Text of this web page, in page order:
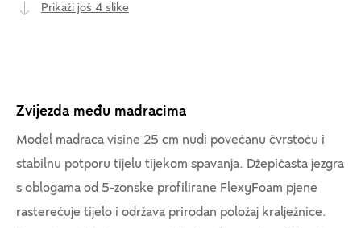
Prikaži još 4 slike
Zvijezda među madracima
Model madraca visine 25 cm nudi povećanu čvrstoću i
stabilnu potporu tijelu tijekom spavanja. Džepićasta jezgra
s oblogama od 5-zonske profilirane FlexyFoam pjene
rasterećuje tijelo i održava prirodan položaj kralježnice.